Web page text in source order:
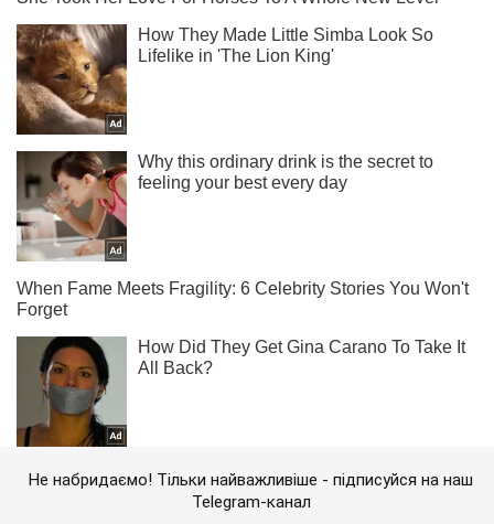
Не набридаємо! Тільки найважливіше - підписуйся на наш
Telegram-канал